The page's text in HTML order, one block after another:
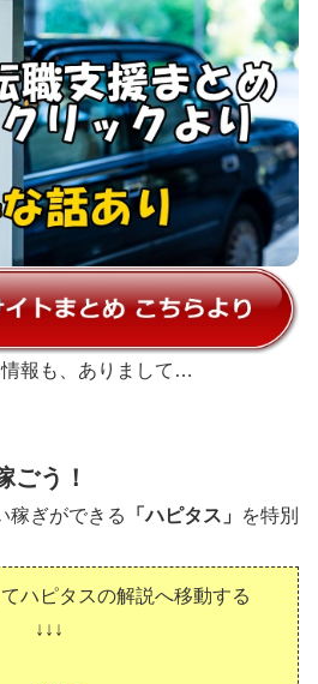
報も、ありまして…
ごう！
稼ぎができる 「ハピタス」
を特別
ハピタスの解説へ移動する
↓↓↓